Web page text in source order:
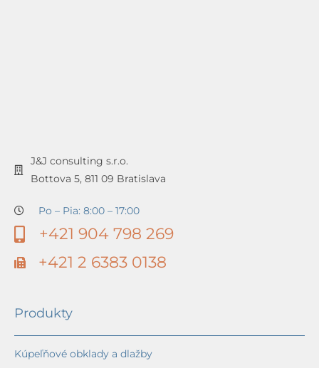
J&J consulting s.r.o.
Bottova 5, 811 09 Bratislava
Po – Pia: 8:00 – 17:00
+421 904 798 269
+421 2 6383 0138
Produkty
Kúpeľňové obklady a dlažby